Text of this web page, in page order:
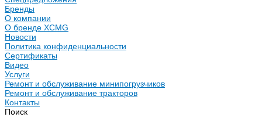
Бренды
О компании
О бренде XCMG
Новости
Политика конфиденциальности
Сертификаты
Видео
Услуги
Ремонт и обслуживание минипогрузчиков
Ремонт и обслуживание тракторов
Контакты
Поиск